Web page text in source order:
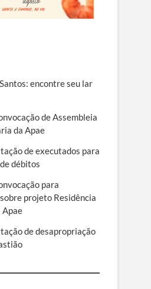
encontre seu lar
de Assembleia
da Apae
de executados para
débitos
para
projeto Residência
Apae
de desapropriação